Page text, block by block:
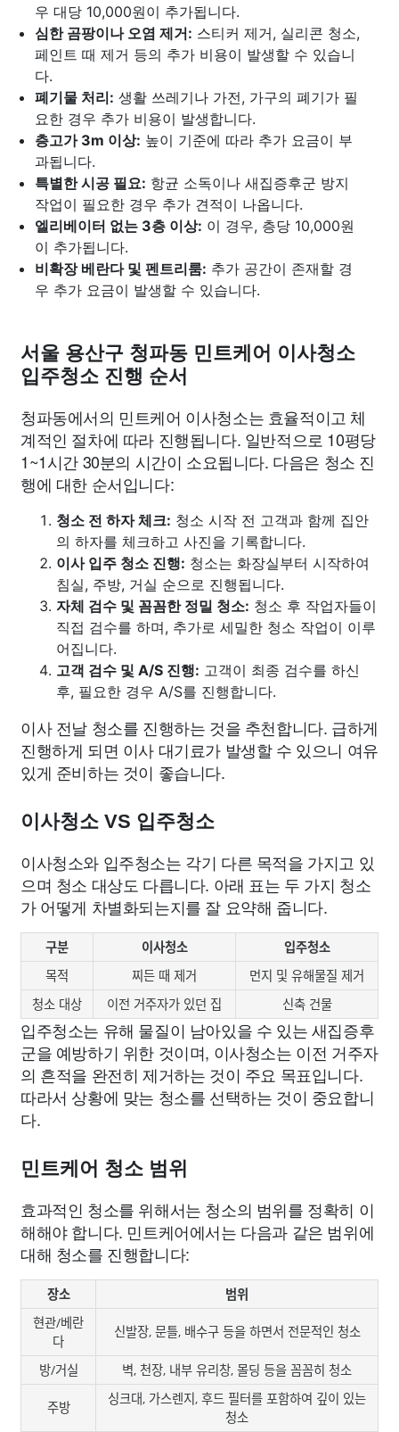
우 대당 10,000원이 추가됩니다.
심한 곰팡이나 오염 제거: 스티커 제거, 실리콘 청소,
페인트 때 제거 등의 추가 비용이 발생할 수 있습니
다.
폐기물 처리: 생활 쓰레기나 가전, 가구의 폐기가 필
요한 경우 추가 비용이 발생합니다.
층고가 3m 이상: 높이 기준에 따라 추가 요금이 부
과됩니다.
특별한 시공 필요: 항균 소독이나 새집증후군 방지
작업이 필요한 경우 추가 견적이 나옵니다.
엘리베이터 없는 3층 이상: 이 경우, 층당 10,000원
이 추가됩니다.
비확장 베란다 및 펜트리룸: 추가 공간이 존재할 경
우 추가 요금이 발생할 수 있습니다.
서울 용산구 청파동 민트케어 이사청소
입주청소 진행 순서
청파동에서의 민트케어 이사청소는 효율적이고 체
계적인 절차에 따라 진행됩니다. 일반적으로 10평당
1~1시간 30분의 시간이 소요됩니다. 다음은 청소 진
행에 대한 순서입니다:
청소 전 하자 체크: 청소 시작 전 고객과 함께 집안
의 하자를 체크하고 사진을 기록합니다.
이사 입주 청소 진행: 청소는 화장실부터 시작하여
침실, 주방, 거실 순으로 진행됩니다.
자체 검수 및 꼼꼼한 정밀 청소: 청소 후 작업자들이
직접 검수를 하며, 추가로 세밀한 청소 작업이 이루
어집니다.
고객 검수 및 A/S 진행: 고객이 최종 검수를 하신
후, 필요한 경우 A/S를 진행합니다.
이사 전날 청소를 진행하는 것을 추천합니다. 급하게
진행하게 되면 이사 대기료가 발생할 수 있으니 여유
있게 준비하는 것이 좋습니다.
이사청소 VS 입주청소
이사청소와 입주청소는 각기 다른 목적을 가지고 있
으며 청소 대상도 다릅니다. 아래 표는 두 가지 청소
가 어떻게 차별화되는지를 잘 요약해 줍니다.
구분 이사청소
입주청소
목적
찌든 때 제거
먼지 및 유해물질 제거
청소 대상
이전 거주자가 있던 집 신축 건물
입주청소는 유해 물질이 남아있을 수 있는 새집증후
군을 예방하기 위한 것이며, 이사청소는 이전 거주자
의 흔적을 완전히 제거하는 것이 주요 목표입니다.
따라서 상황에 맞는 청소를 선택하는 것이 중요합니
다.
민트케어 청소 범위
효과적인 청소를 위해서는 청소의 범위를 정확히 이
해해야 합니다. 민트케어에서는 다음과 같은 범위에
대해 청소를 진행합니다:
장소
범위
현관/베란
다
신발장, 문틀, 배수구 등을 하면서 전문적인 청소
방/거실 벽, 천장, 내부 유리창, 몰딩 등을 꼼꼼히 청소
주방
싱크대, 가스렌지, 후드 필터를 포함하여 깊이 있는
청소